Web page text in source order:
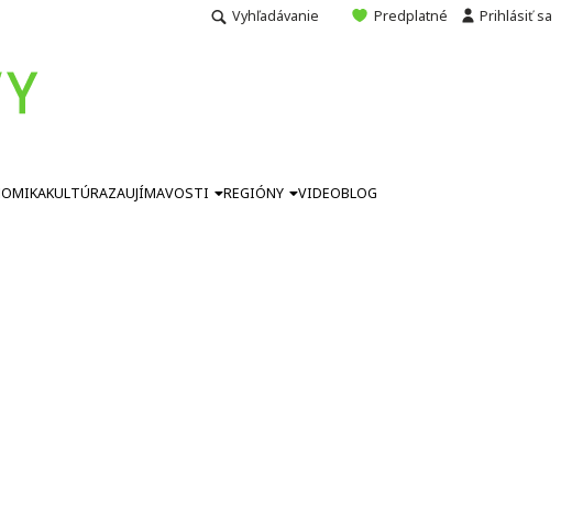
Vyhľadávanie Predplatné Prihlásiť sa
KULTÚRAZAUJÍMAVOSTI REGIÓNY VIDEOBLOG